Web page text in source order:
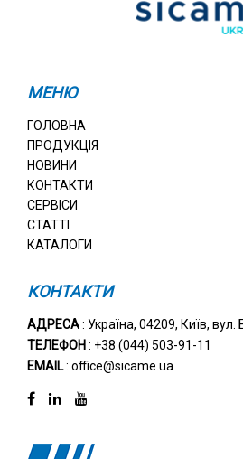
МЕНЮ
ГОЛОВНА
ПРОДУКЦІЯ
НОВИНИ
КОНТАКТИ
СЕРВІСИ
СТАТТІ
КАТАЛОГИ
КОНТАКТИ
АДРЕСА: Україна, 04209, Київ, вул.
ТЕЛЕФОН : +38 (044) 503-91-11
EMAIL: office@sicame.ua